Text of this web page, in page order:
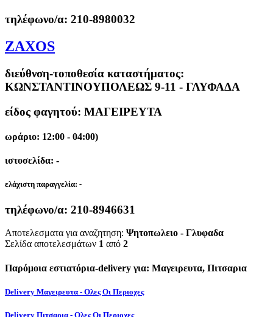
τηλέφωνο/α: 210-8980032
ZAXOS
διεύθνση-τοποθεσία καταστήματος:
ΚΩΝΣΤΑΝΤΙΝΟΥΠΟΛΕΩΣ 9-11 - ΓΛΥΦΑΔΑ
είδος φαγητού: ΜΑΓΕΙΡΕΥΤΑ
ωράριο: 12:00 - 04:00)
ιστοσελίδα: -
ελάχιστη παραγγελία: -
τηλέφωνο/α: 210-8946631
Αποτελεσματα για αναζητηση: Ψητοπωλειο - Γλυφαδα
Σελίδα αποτελεσμάτων 1 από 2
Παρόμοια εστιατόρια-delivery για: Μαγειρευτα, Πιτσαρια
Delivery Μαγειρευτα - Ολες Οι Περιοχες
Delivery Πιτσαρια - Ολες Οι Περιοχες